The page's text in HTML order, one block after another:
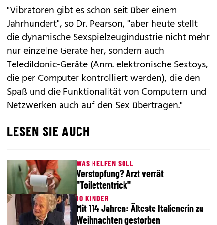
"Vibratoren gibt es schon seit über einem
Jahrhundert", so Dr. Pearson, "aber heute stellt
die dynamische Sexspielzeugindustrie nicht mehr
nur einzelne Geräte her, sondern auch
Teledildonic-Geräte (Anm. elektronische Sextoys,
die per Computer kontrolliert werden), die den
Spaß und die Funktionalität von Computern und
Netzwerken auch auf den Sex übertragen."
LESEN SIE AUCH
WAS HELFEN SOLL
Verstopfung? Arzt verrät
"Toilettentrick"
10 KINDER
Mit 114 Jahren: Älteste Italienerin zu
Weihnachten gestorben